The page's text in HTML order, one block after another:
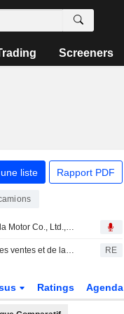
Screeners
liste Rapport PDF
Transcript : Honda Motor Co., Ltd., Q1 2027 Earnings Call, Aug 05, 2026
Brésil : hausse des ventes et de la production automobile en juillet RE
Ratings Agenda